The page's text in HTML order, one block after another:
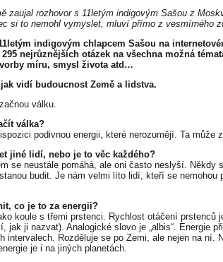
zaujal rozhovor s 11letým indigovým Sašou z
si to nemohl vymyslet, mluví přímo z vesmírného
indigovým chlapcem Sašou na
nejrůznějších otázek na všechna možná
míru, smysl života atd…
vidí budoucnost Země a lidstva.
válku.
válka?
podivnou energii, které nerozumějí. Ta může
jiné lidí, nebo je to věc každého?
se neustále pomáhá, ale oni často neslyší. Někdy
budit. Je nám velmi líto lidí, kteří se nemohou
co je to za energii?
koule s třemi prstenci. Rychlost otáčení prstenců
jak ji nazvat). Analogické slovo je „albis“. Energie
intervalech. Rozděluje se po Zemi, ale nejen na ní.
je i na jiných planetách.